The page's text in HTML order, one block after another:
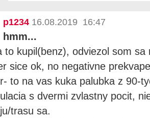
p1234 16.08.2019 16:47
hmm...
to kupil(benz), odviezol som sa
sice ok, no negativne
to na vas kuka palubka z 90-
s dvermi zvlastny pocit,
trasu sa.